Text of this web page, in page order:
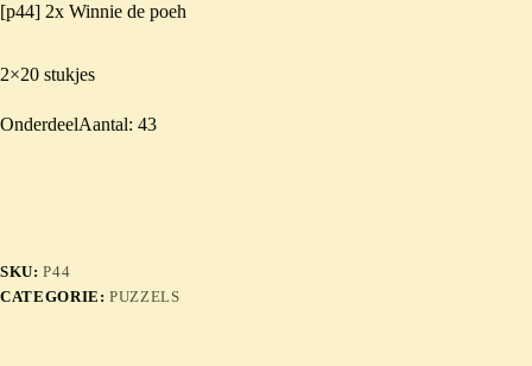
[p44] 2x Winnie de poeh
2×20 stukjes
OnderdeelAantal: 43
SKU:P44
CATEGORIE:PUZZELS